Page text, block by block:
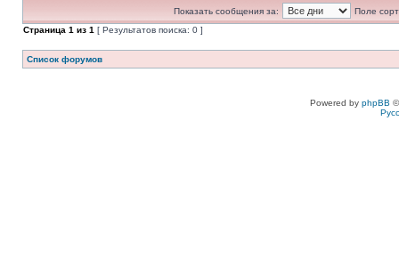
Показать сообщения за:
Поле
Страница 1 из 1 [ Результатов поиска: 0 ]
Список форумов
Powered by phpBB